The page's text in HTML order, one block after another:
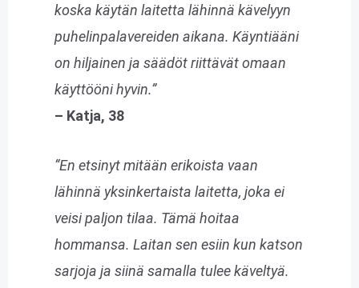
koska käytän laitetta lähinnä kävelyyn
puhelinpalavereiden aikana. Käyntiääni
on hiljainen ja säädöt riittävät omaan
käyttööni hyvin.”
– Katja, 38
“En etsinyt mitään erikoista vaan
lähinnä yksinkertaista laitetta, joka ei
veisi paljon tilaa. Tämä hoitaa
hommansa. Laitan sen esiin kun katson
sarjoja ja siinä samalla tulee käveltyä.